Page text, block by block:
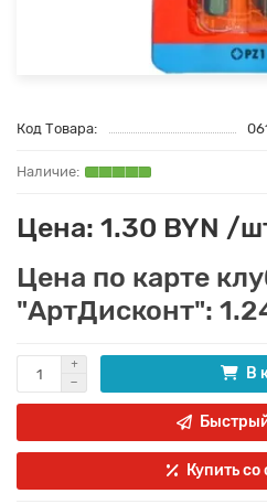
Код Товара:
Цена: 1.30 BYN /
Цена по карте
"АртДисконт":
В
Купить